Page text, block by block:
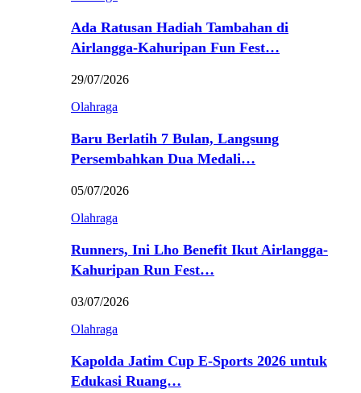
Ada Ratusan Hadiah Tambahan di
Airlangga-Kahuripan Fun Fest…
29/07/2026
Olahraga
Baru Berlatih 7 Bulan, Langsung
Persembahkan Dua Medali…
05/07/2026
Olahraga
Runners, Ini Lho Benefit Ikut Airlangga-
Kahuripan Run Fest…
03/07/2026
Olahraga
Kapolda Jatim Cup E-Sports 2026 untuk
Edukasi Ruang…